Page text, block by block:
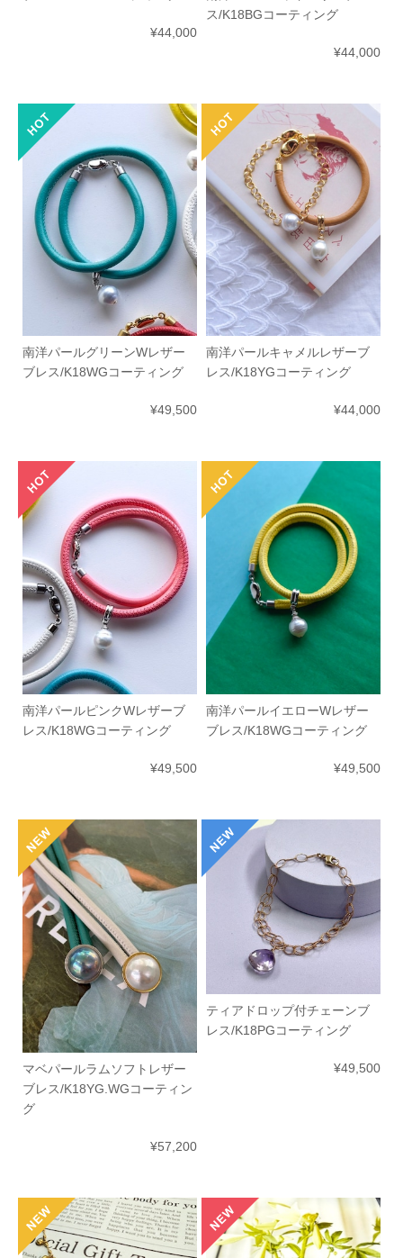
¥44,000
ス/K18BGコーティング
¥44,000
南洋パールグリーンWレザー
ブレス/K18WGコーティング
¥49,500
南洋パールキャメルレザーブ
レス/K18YGコーティング
¥44,000
南洋パールピンクWレザーブ
レス/K18WGコーティング
¥49,500
南洋パールイエローWレザー
ブレス/K18WGコーティング
¥49,500
マベパールラムソフトレザー
ブレス/K18YG.WGコーティン
グ
¥57,200
ティアドロップ付チェーンブ
レス/K18PGコーティング
¥49,500